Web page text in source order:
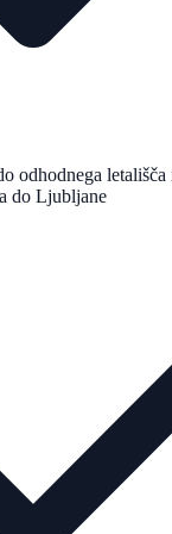
odhodnega
do Ljubljane